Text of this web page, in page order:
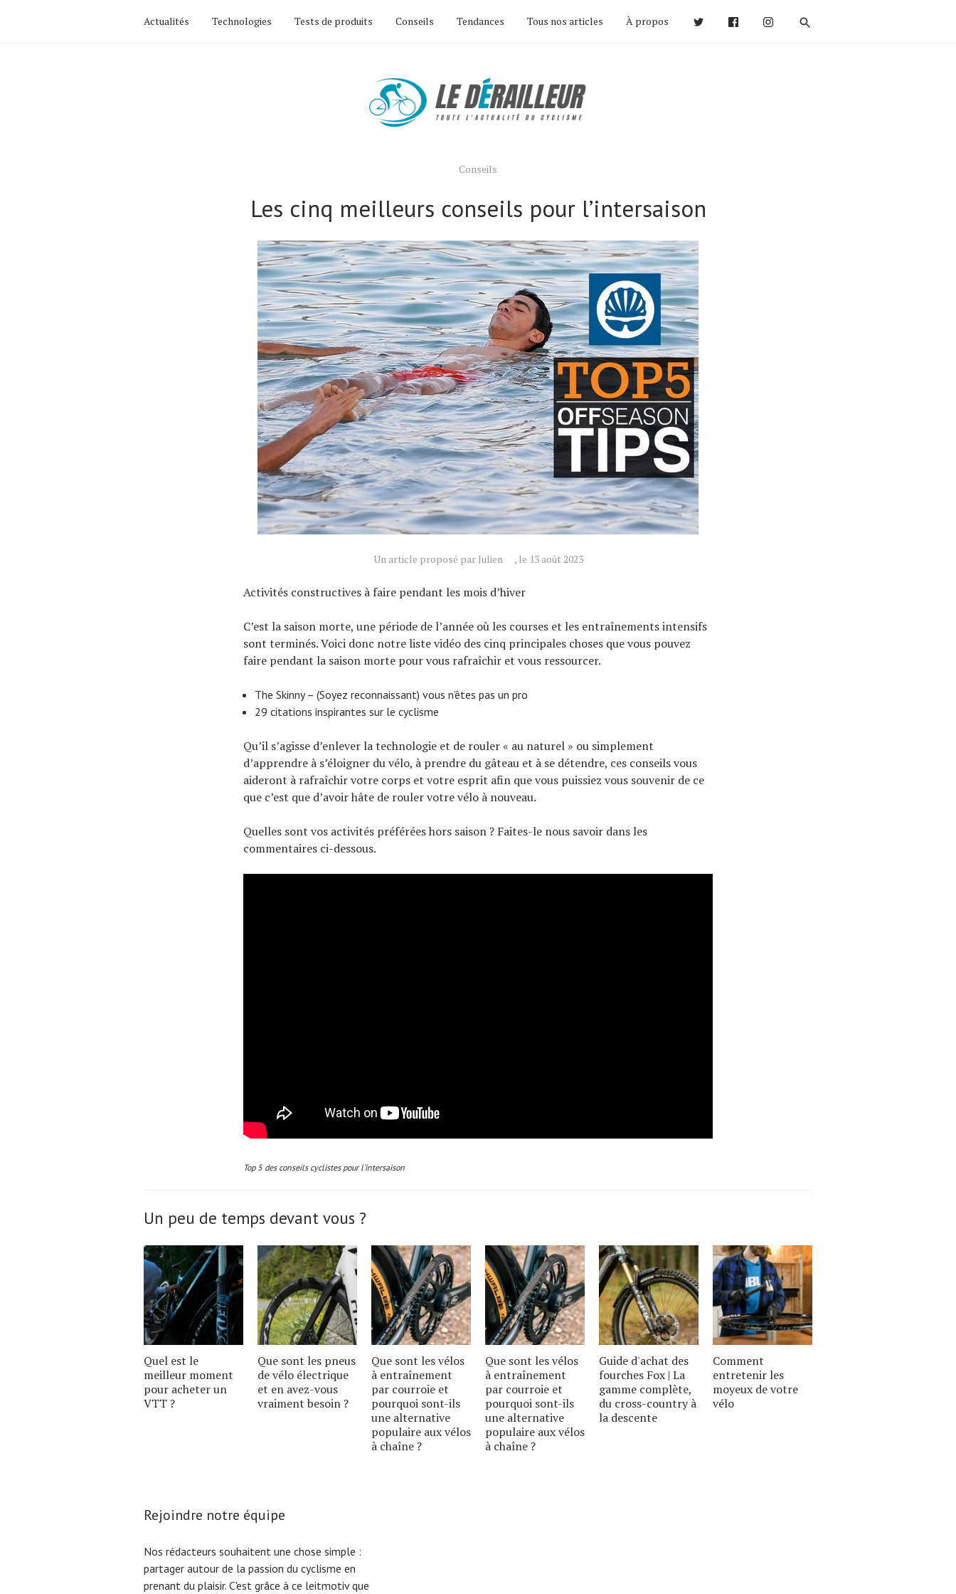
Actualités Technologies Tests de produits Conseils Tendances Tous nos articles À propos
Conseils
Les cinq meilleurs conseils pour l’intersaison
Un article proposé par Julien , le 13 août 2023
Activités constructives à faire pendant les mois d’hiver
C’est la saison morte, une période de l’année où les courses et les entraînements intensifs
sont terminés. Voici donc notre liste vidéo des cinq principales choses que vous pouvez
faire pendant la saison morte pour vous rafraîchir et vous ressourcer.
The Skinny – (Soyez reconnaissant) vous n’êtes pas un pro
29 citations inspirantes sur le cyclisme
Qu’il s’agisse d’enlever la technologie et de rouler « au naturel » ou simplement
d’apprendre à s’éloigner du vélo, à prendre du gâteau et à se détendre, ces conseils vous
aideront à rafraîchir votre corps et votre esprit afin que vous puissiez vous souvenir de ce
que c’est que d’avoir hâte de rouler votre vélo à nouveau.
Quelles sont vos activités préférées hors saison ? Faites-le nous savoir dans les
commentaires ci-dessous.
Top 5 des conseils cyclistes pour l’intersaison
Un peu de temps devant vous ?
Quel est le
meilleur moment
pour acheter un
VTT ?
Que sont les pneus
de vélo électrique
et en avez-vous
vraiment besoin ?
Que sont les vélos
à entraînement
par courroie et
pourquoi sont-ils
une alternative
populaire aux vélos
à chaîne ?
Que sont les vélos
à entraînement
par courroie et
pourquoi sont-ils
une alternative
populaire aux vélos
à chaîne ?
Guide d'achat des
fourches Fox | La
gamme complète,
du cross-country à
la descente
Comment
entretenir les
moyeux de votre
vélo
Rejoindre notre équipe
Nos rédacteurs souhaitent une chose simple :
partager autour de la passion du cyclisme en
prenant du plaisir. C'est grâce à ce leitmotiv que